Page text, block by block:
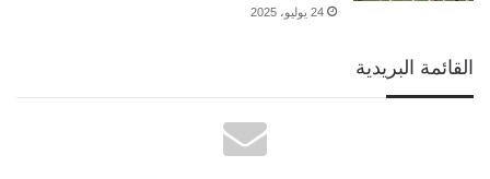
24 يوليو، 2025
القائمة البريدية